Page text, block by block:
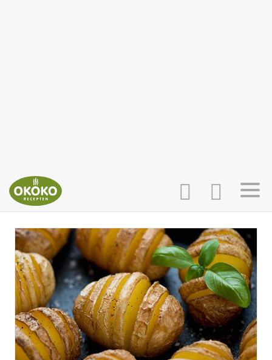
INLOGGEN
AANMELDEN
HOME
RECEPTEN
WEEKMENU'S